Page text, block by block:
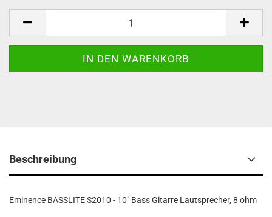
Beschreibung
Eminence BASSLITE S2010 - 10" Bass Gitarre Lautsprecher, 8 ohm